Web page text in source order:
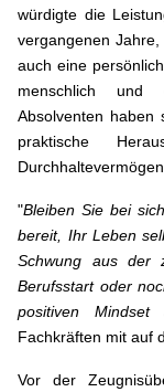
würdigte die
vergangenen
auch eine
menschlich und
Absolventen haben
praktische
"Bleiben Sie bei
bereit, Ihr Leben
Schwung aus der
Berufsstart oder
positiven Mindset
Fachkräften mit auf
Vor der